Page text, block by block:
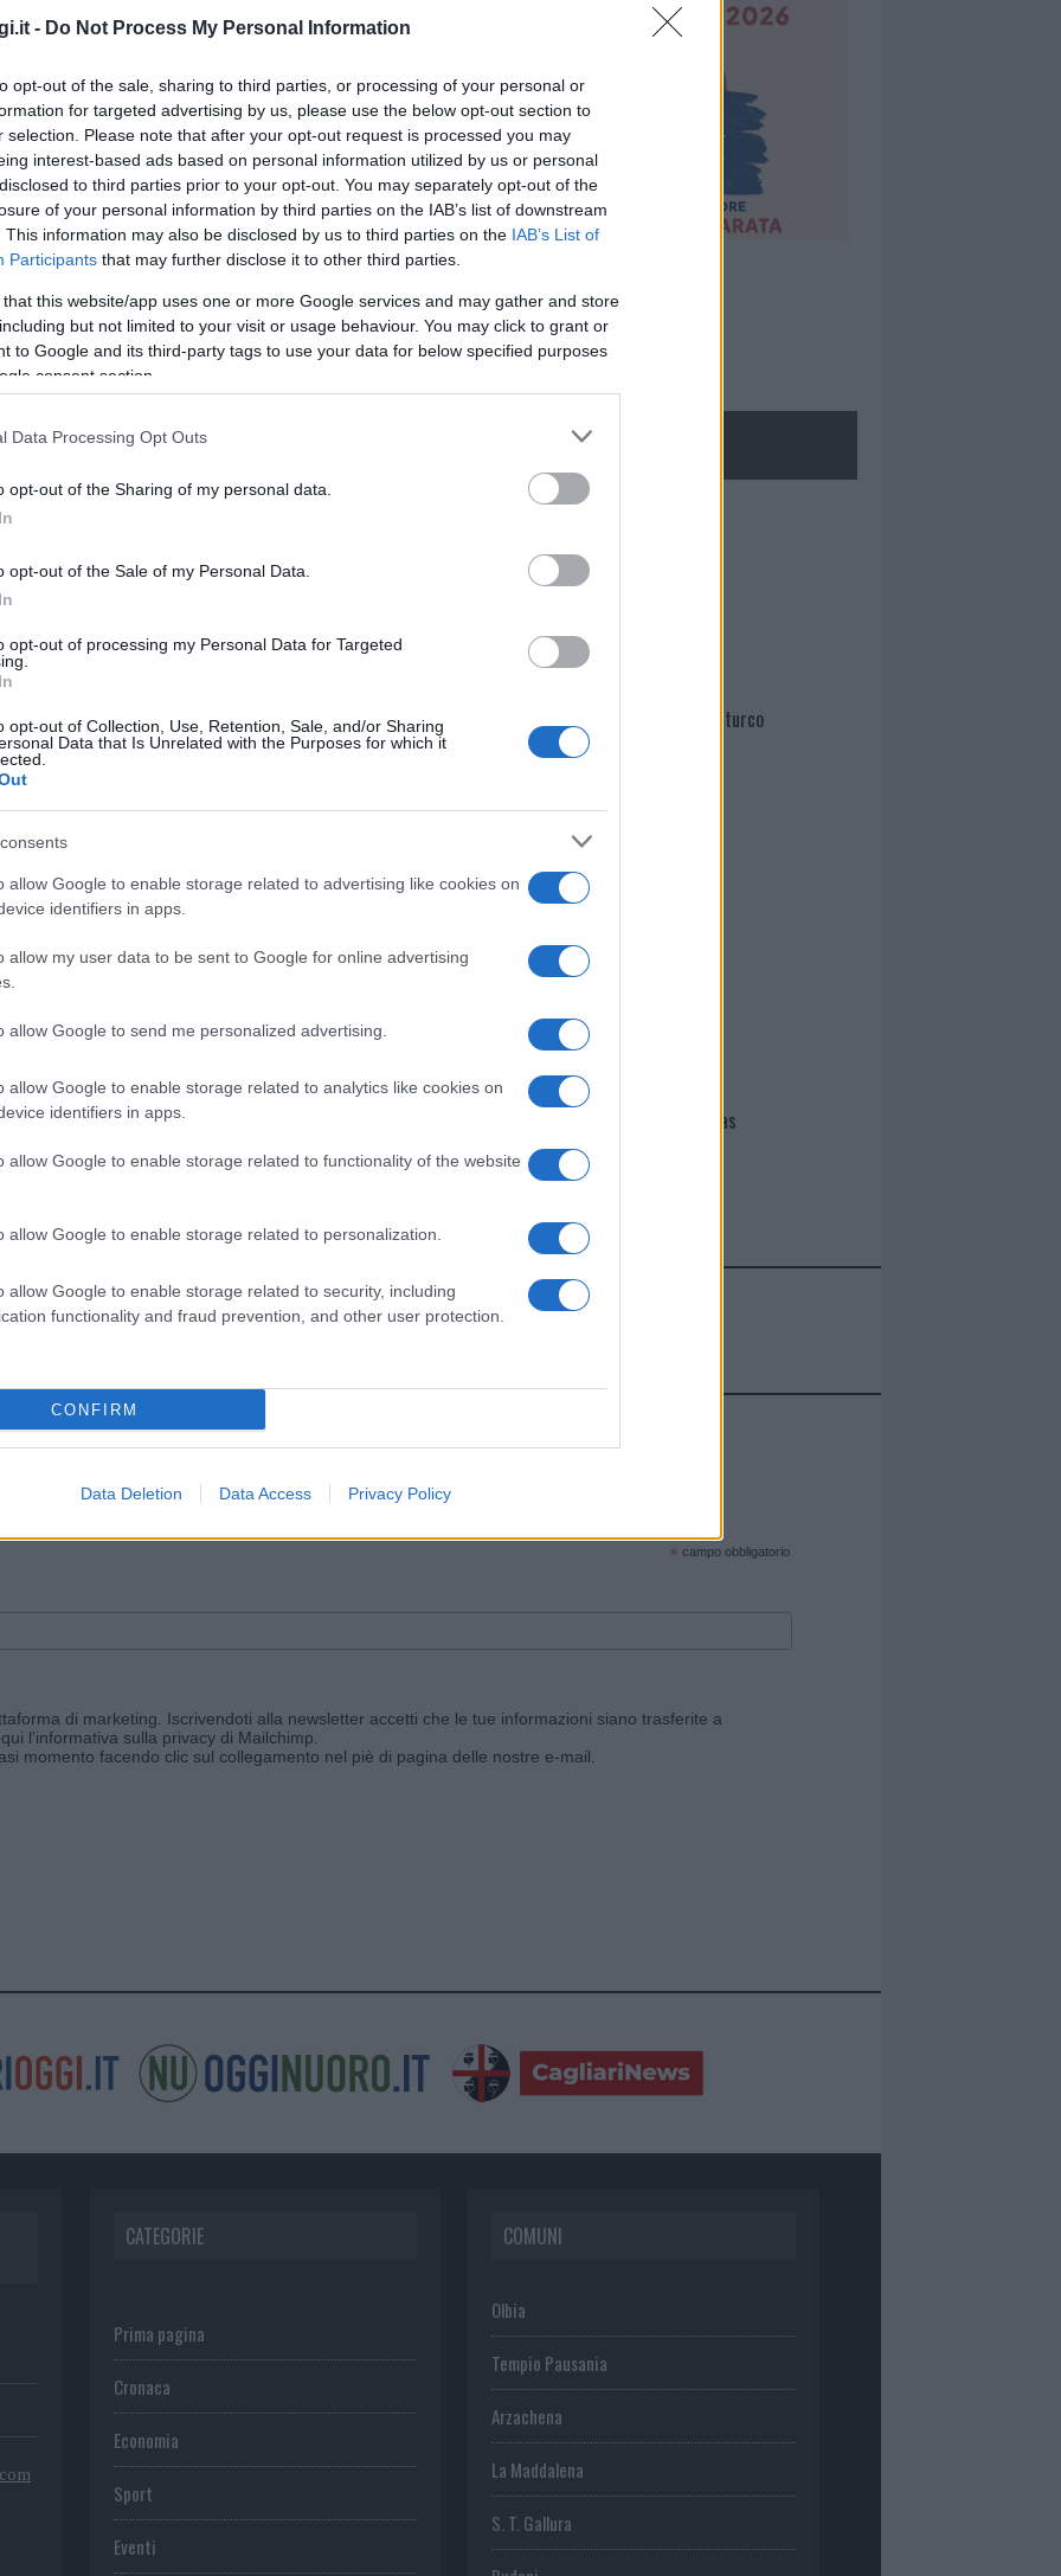
- Do Not Process My Personal Information
opt-out of the sale, sharing to third parties, or processing of your personal or
for targeted advertising by us, please use the below opt-out section to
selection. Please note that after your opt-out request is processed you may
interest-based ads based on personal information utilized by us or personal
to third parties prior to your opt-out. You may separately opt-out of the
of your personal information by third parties on the IAB’s list of downstream
This information may also be disclosed by us to third parties on the IAB’s List of
Participants that may further disclose it to other third parties.
that this website/app uses one or more Google services and may gather and store
but not limited to your visit or usage behaviour. You may click to grant or
to Google and its third-party tags to use your data for below specified purposes
consent section.
Data Processing Opt Outs
opt-out of the Sharing of my personal data.
opt-out of the Sale of my Personal Data.
opt-out of processing my Personal Data for Targeted
opt-out of Collection, Use, Retention, Sale, and/or Sharing
Data that Is Unrelated with the Purposes for which it
allow Google to enable storage related to advertising like cookies on
identifiers in apps.
allow my user data to be sent to Google for online advertising
allow Google to send me personalized advertising.
allow Google to enable storage related to analytics like cookies on
identifiers in apps.
allow Google to enable storage related to functionality of the website
allow Google to enable storage related to personalization.
allow Google to enable storage related to security, including
functionality and fraud prevention, and other user protection.
CONFIRM
Data Deletion Data Access Privacy Policy
la toccante lettura di un passo tratto dal
poco partecipata dalla cittadinanza, a
per pochi minuti, hanno deciso di astenersi
una rivendicazione fondamentale per la
ha fatto discutere è stata sicuramente
Risulatano non pervenuti infatti i
, mentre era presente la sindaca di
nella sezione
Prossimo articolo
NECROLOGIE
Martina Agostina Diturco
I nostri cari
I nostri cari
Giovannimaria Cabras
Invia un Comunicato Stampa|Pubblicità|Segnala
e ricevi le nostre email periodiche contenenti le ultime notizie pubblicate sul sito web!
* campo obbligatorio
di marketing. Iscrivendoti alla newsletter accetti che le tue informazioni siano trasferite a
l'informativa sulla privacy di Mailchimp
momento facendo clic sul collegamento nel piè di pagina delle nostre e-mail.
CATEGORIE
Prima pagina
Cronaca
Economia
Sport
Eventi
COMUNI
Olbia
Tempio Pausania
Arzachena
La Maddalena
S. T. Gallura